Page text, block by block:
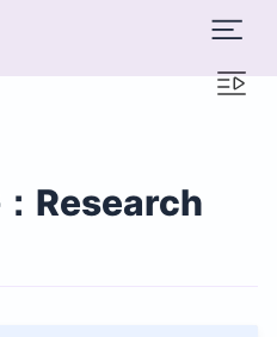
Research